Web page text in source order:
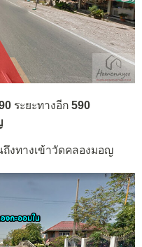
ระยะทางอีก 590
งทางเข้าวัดคลองมอญ